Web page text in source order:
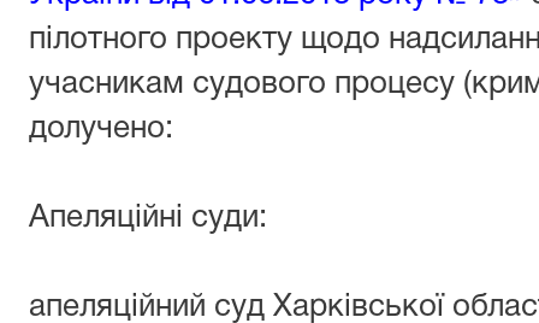
пілотного проекту щодо
учасникам судового процесу
долучено:
Апеляційні суди:
апеляційний суд Харківської